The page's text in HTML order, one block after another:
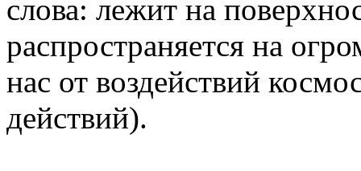
слова: лежит на
распространяется на
нас от воздействий
действий).